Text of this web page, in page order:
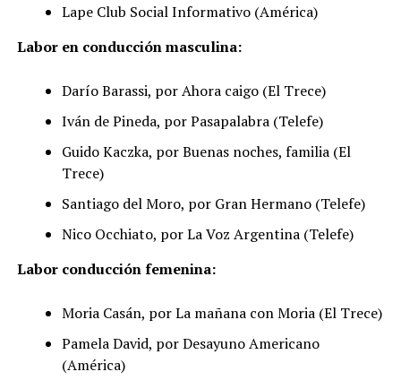
Lape Club Social Informativo (América)
Labor en conducción masculina:
Darío Barassi, por Ahora caigo (El Trece)
Iván de Pineda, por Pasapalabra (Telefe)
Guido Kaczka, por Buenas noches, familia (El
Trece)
Santiago del Moro, por Gran Hermano (Telefe)
Nico Occhiato, por La Voz Argentina (Telefe)
Labor conducción femenina:
Moria Casán, por La mañana con Moria (El Trece)
Pamela David, por Desayuno Americano
(América)